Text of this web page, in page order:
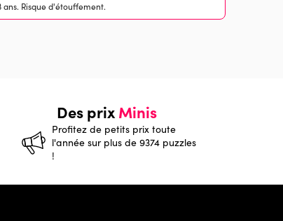
ans. Risque d'étouffement.
Des prixMinis
Profitez de petits prix toute
l'année sur plus de 9374 puzzles
!